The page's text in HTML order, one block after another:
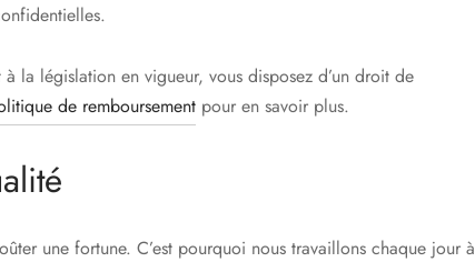
la législation en vigueur, vous disposez d’un droit de
de remboursement pour en savoir plus.
une fortune. C’est pourquoi nous travaillons chaque jour à